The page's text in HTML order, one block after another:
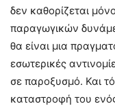
δεν καθορίζεται
παραγωγικών
θα είναι μια
εσωτερικές
σε παροξυσμό. Και
καταστροφή του